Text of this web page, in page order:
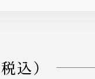
込）